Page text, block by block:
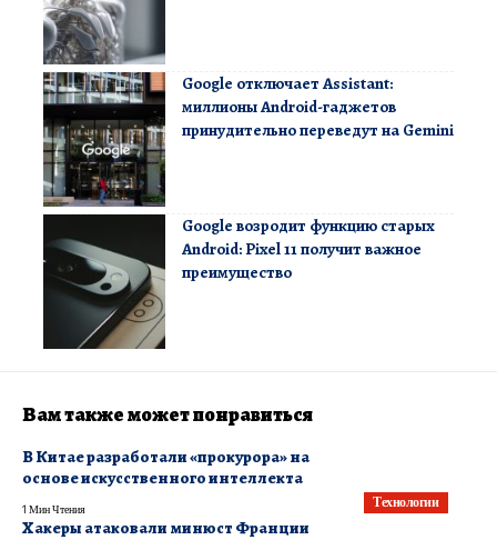
Google отключает Assistant:
миллионы Android-гаджетов
принудительно переведут на Gemini
Google возродит функцию старых
Android: Pixel 11 получит важное
преимущество
Вам также может понравиться
Технологии
В Китае разработали «прокурора» на
основе искусственного интеллекта
1 Мин Чтения
Хакеры атаковали минюст Франции